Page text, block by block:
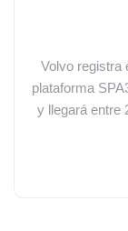
Volvo registra
plataforma
y llegará entre